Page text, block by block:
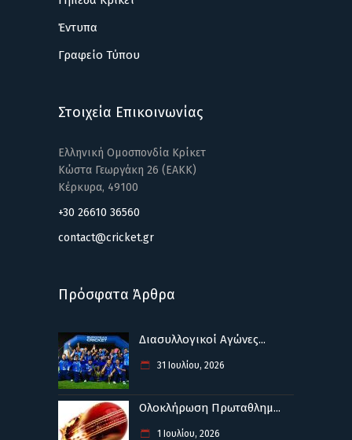
Έντυπα
Γραφείο Τύπου
Στοιχεία Επικοινωνίας
Ελληνική Ομοσπονδία Κρίκετ
Κώστα Γεωργάκη 26 (ΕΑΚΚ)
Κέρκυρα, 49100
+30 26610 36560
contact@cricket.gr
Πρόσφατα Άρθρα
Διασυλλογικοί Αγώνες...
31 Ιουλίου, 2026
Ολοκλήρωση Πρωταθλημ...
1 Ιουλίου, 2026